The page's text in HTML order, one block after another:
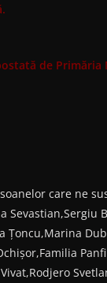
care ne
Sevastian,Sergiu
Țoncu,Marina